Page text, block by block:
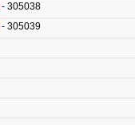
- 305038
- 305039